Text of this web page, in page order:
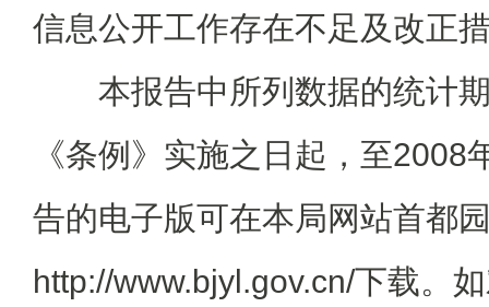
信息公开工作存在不足及改正
本报告中所列数据的统计期
《条例》实施之日起，至2008
告的电子版可在本局网站首都
http://www.bjyl.gov.cn/下载。